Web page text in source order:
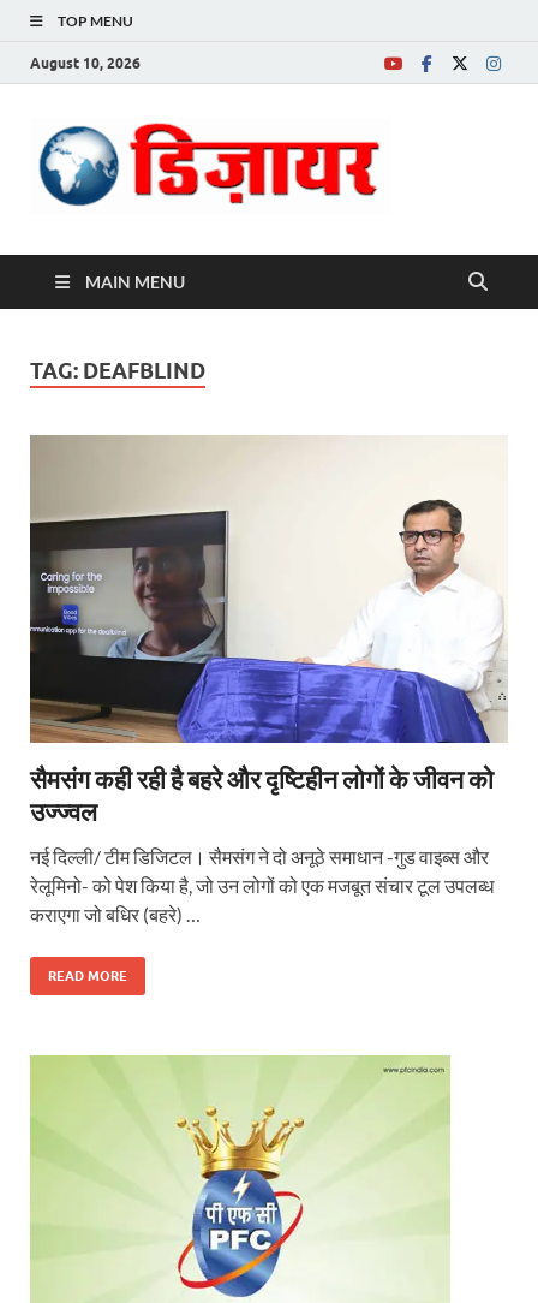
TOP MENU
August 10, 2026
MAIN MENU
TAG: DEAFBLIND
सैमसंग कही रही है बहरे और दृष्टिहीन लोगों के जीवन को
उज्‍ज्वल
नई दिल्ली/ टीम डिजिटल। सैमसंग ने दो अनूठे समाधान -गुड वाइब्‍स और
रेलूमिनो- को पेश किया है, जो उन लोगों को एक मजबूत संचार टूल उपलब्‍ध
कराएगा जो बधिर (बहरे) …
READ MORE